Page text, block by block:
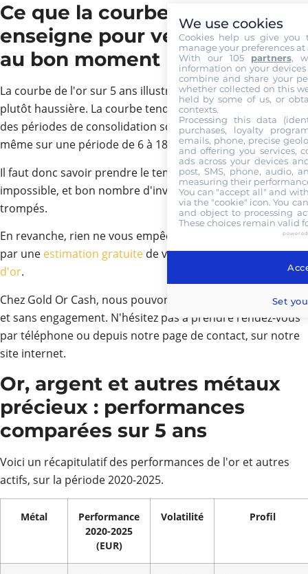
Ce que la courbe 5 ans
enseigne pour vendre votre or
au bon moment
La courbe de l'or sur 5 ans illustre une tendance de fond,
plutôt haussière. La courbe tend aussi à démontrer que
des périodes de consolidation sont tout à fait normales,
même sur une période de 6 à 18 mois.
Il faut donc savoir prendre le temps. Timer le marché est
impossible, et bon nombre d'investisseurs se sont
trompés.
En revanche, rien ne vous empêche d'anticiper. Cela passe
par une estimation gratuite de vos bijoux,piècesetlingots
d'or.
Chez Gold Or Cash, nous pouvons procéder gratuitement
et sans engagement. N'hésitez pas à prendre rendez-vous
par téléphone ou depuis notre page de contact, sur notre
site internet.
Or, argent et autres métaux
précieux : performances
comparées sur 5 ans
Voici un récapitulatif des performances de l'or et autres
actifs, sur la période 2020-2025.
Métal
Performance
2020-2025
(EUR)
Volatilité Profil
We use cookies
Cookies help us give you
manage your preferences at
With our 105 partners,
information on your devices
combine and share your
whether collected on this
held by some of us, or
contexts.
Processing this data
purchases, loyalty
emails, phone, precise
and offering you services,
ads across your devices
post, SMS, phone, audio,
measuring their
You can "accept all" and
via the "cookie" icon. You
and object to processing
These choices remain valid
Set